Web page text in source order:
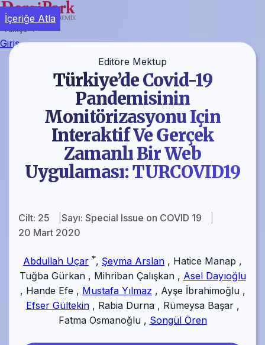
Türkçe
Giriş
Editöre Mektup
Türkiye’de Covid-19
Pandemisinin
Monitörizasyonu Için
Interaktif Ve Gerçek
Zamanlı Bir Web
Uygulaması: TURCOVID19
Cilt: 25
Sayı: Special Issue on COVID 19
20 Mart 2020
Abdullah Uçar *, Şeyma Arslan , Hatice Manap ,
Tuğba Gürkan, Mihriban Çalışkan, Asel Dayıoğlu
, Hande Efe , Mustafa Yılmaz , Ayşe İbrahimoğlu,
Efser Gültekin, Rabia Durna, Rümeysa Başar,
Fatma Osmanoğlu, Songül Ören
İçeriğe Atla